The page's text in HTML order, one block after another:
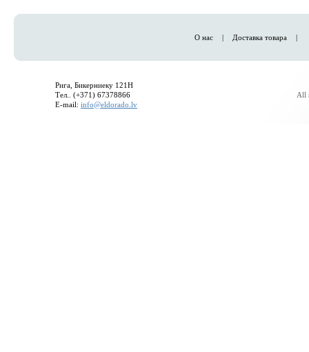
О нас | Доставка товара |
Рига, Бикерниеку 121H
Тел.. (+371) 67378866
E-mail: info@eldorado.lv
All